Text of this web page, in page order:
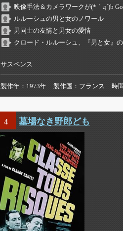
映像手法＆カメラワークが(*｀д´)b
ルルーシュの男と女のノワール
男同士の友情と男女の愛情
クロード・ルルーシュ、『男と女』
サスペンス
製作年 1973年 製作国 フランス 時間
4 墓場なき野郎ども